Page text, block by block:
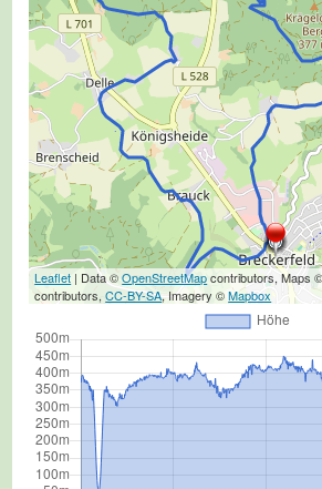
Leaflet | Data ©OpenStreetMapcontributors, Maps
contributors,CC-BY-SA, Imagery ©Mapbox